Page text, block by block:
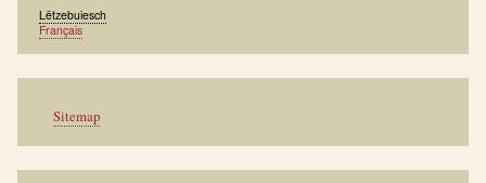
Lëtzebuiesch
Français
Sitemap